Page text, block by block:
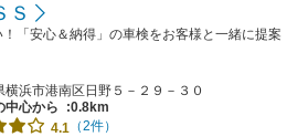
Ｓ
「安心＆納得」の車検をお客様と一緒に提案
横浜市港南区日野５－２９－３０
中心から
:0.8km
4.1 （2件）